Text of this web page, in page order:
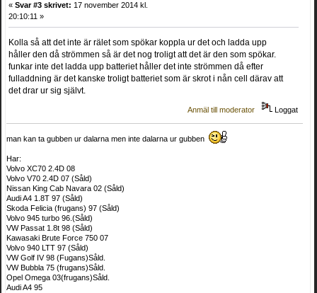
« Svar #3 skrivet: 17 november 2014 kl.
20:10:11 »
Kolla så att det inte är rälet som spökar koppla ur det och ladda upp
håller den då strömmen så är det nog troligt att det är den som spökar.
funkar inte det ladda upp batteriet håller det inte strömmen då efter
fulladdning är det kanske troligt batteriet som är skrot i nån cell därav att
det drar ur sig självt.
Anmäl till moderator Loggat
man kan ta gubben ur dalarna men inte dalarna ur gubben
Har:
Volvo XC70 2.4D 08
Volvo V70 2.4D 07 (Såld)
Nissan King Cab Navara 02 (Såld)
Audi A4 1.8T 97 (Såld)
Skoda Felicia (frugans) 97 (Såld)
Volvo 945 turbo 96.(Såld)
VW Passat 1.8t 98 (Såld)
Kawasaki Brute Force 750 07
Volvo 940 LTT 97 (Såld)
VW Golf IV 98 (Fugans)Såld.
VW Bubbla 75 (frugans)Såld.
Opel Omega 03(frugans)Såld.
Audi A4 95